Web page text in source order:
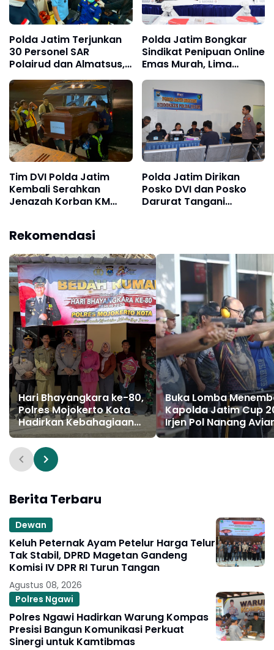
Polda Jatim Terjunkan
30 Personel SAR
Polairud dan Almatsus,
Evakuasi Korban KMP
Mutiara Sentosa 2
Polda Jatim Bongkar
Sindikat Penipuan Online
Emas Murah, Lima
Tersangka Diantaranya
Warga Binaan Lapas
Diamankan
Tim DVI Polda Jatim
Kembali Serahkan
Jenazah Korban KM
kepada Keluarga
Polda Jatim Dirikan
Posko DVI dan Posko
Darurat Tangani
Rekomendasi
Hari Bhayangkara ke-80,
Polres Mojokerto Kota
Hadirkan Kebahagiaan
Lewat Bedah Rumah Tak
Layak Huni
Buka Lomba
Kapolda Jatim Cup
Irjen Pol Nanang
Tekankan
Berita Terbaru
Dewan
Keluh Peternak Ayam Petelur Harga Telur
Tak Stabil, DPRD Magetan Gandeng
Komisi IV DPR RI Turun Tangan
Agustus 08, 2026
Polres Ngawi
Polres Ngawi Hadirkan Warung Kompas
Presisi Bangun Komunikasi Perkuat
Sinergi untuk Kamtibmas